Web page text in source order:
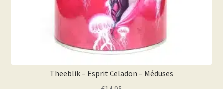
Theeblik – Esprit Celadon – Méduses